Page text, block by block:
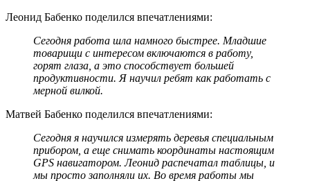
Леонид Бабенко поделился впечатлениями:
Сегодня работа шла намного быстрее. Младшие
товарищи с интересом включаются в работу,
горят глаза, а это способствует большей
продуктивности. Я научил ребят как работать с
мерной вилкой.
Матвей Бабенко поделился впечатлениями:
Сегодня я научился измерять деревья специальным
прибором, а еще снимать координаты настоящим
GPS навигатором. Леонид распечатал таблицы, и
мы просто заполняли их. Во время работы мы